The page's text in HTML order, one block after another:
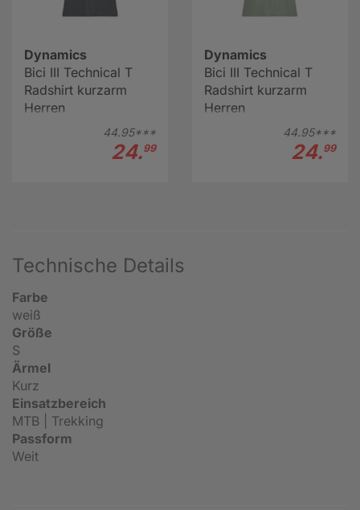
Dynamics
Bici III Technical T
Radshirt kurzarm
Herren
44.95***
24.99
Dynamics
Bici III Technical T
Radshirt kurzarm
Herren
44.95***
24.99
Technische Details
Farbe
weiß
Größe
S
Ärmel
Kurz
Einsatzbereich
MTB | Trekking
Passform
Weit